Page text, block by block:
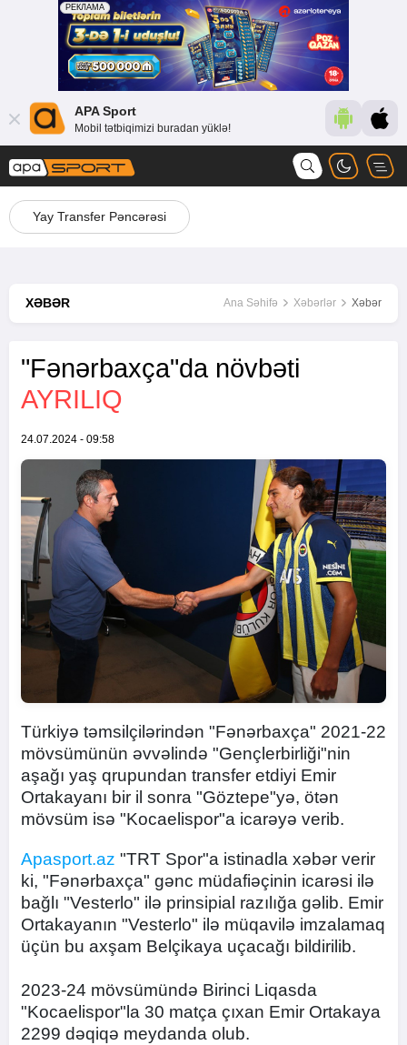
APA Sport
Mobil tətbiqimizi buradan yüklə!
Yay Transfer Pəncərəsi
XƏBƏR Ana Səhifə Xəbərlər Xəbər
"Fənərbaxça"da növbəti
AYRILIQ
24.07.2024 - 09:58
Türkiyə təmsilçilərindən "Fənərbaxça" 2021-22
mövsümünün əvvəlində "Gençlerbirliği"nin
aşağı yaş qrupundan transfer etdiyi Emir
Ortakayanı bir il sonra "Göztepe"yə, ötən
mövsüm isə "Kocaelispor"a icarəyə verib.
Apasport.az "TRT Spor"a istinadla xəbər verir
ki, "Fənərbaxça" gənc müdafiəçinin icarəsi ilə
bağlı "Vesterlo" ilə prinsipial razılığa gəlib. Emir
Ortakayanın "Vesterlo" ilə müqavilə imzalamaq
üçün bu axşam Belçikaya uçacağı bildirilib.
2023-24 mövsümündə Birinci Liqasda
"Kocaelispor"la 30 matça çıxan Emir Ortakaya
2299 dəqiqə meydanda olub.